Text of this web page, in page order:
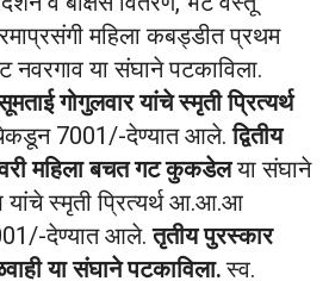
महिला कबड्डीत प्रथम
नवरगाव या संघाने पटकाविला.
गोगुलवार यांचे स्मृती प्रित्यर्थ
7001/-देण्यात आले. द्वितीय
महिला बचत गट कुकडेलया संघाने
यांचे स्मृती प्रित्यर्थ आ.आ.आ
देण्यात आले.तृतीय पुरस्कार
या संघाने पटकाविला.स्व.